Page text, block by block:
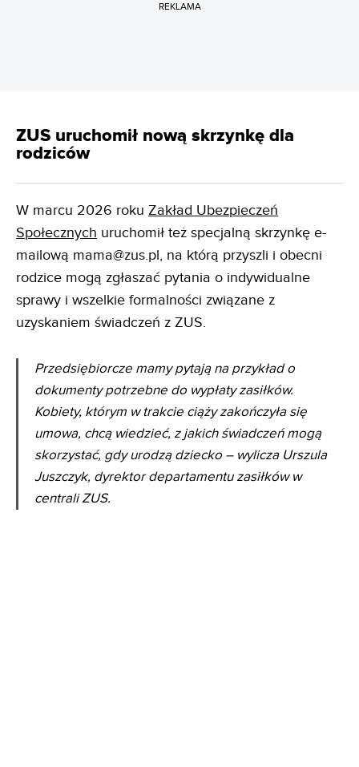
REKLAMA
ZUS uruchomił nową skrzynkę dla
rodziców
W marcu 2026 roku Zakład Ubezpieczeń
Społecznych uruchomił też specjalną skrzynkę e-
mailową mama@zus.pl, na którą przyszli i obecni
rodzice mogą zgłaszać pytania o indywidualne
sprawy i wszelkie formalności związane z
uzyskaniem świadczeń z ZUS.
Przedsiębiorcze mamy pytają na przykład o
dokumenty potrzebne do wypłaty zasiłków.
Kobiety, którym w trakcie ciąży zakończyła się
umowa, chcą wiedzieć, z jakich świadczeń mogą
skorzystać, gdy urodzą dziecko – wylicza Urszula
Juszczyk, dyrektor departamentu zasiłków w
centrali ZUS.